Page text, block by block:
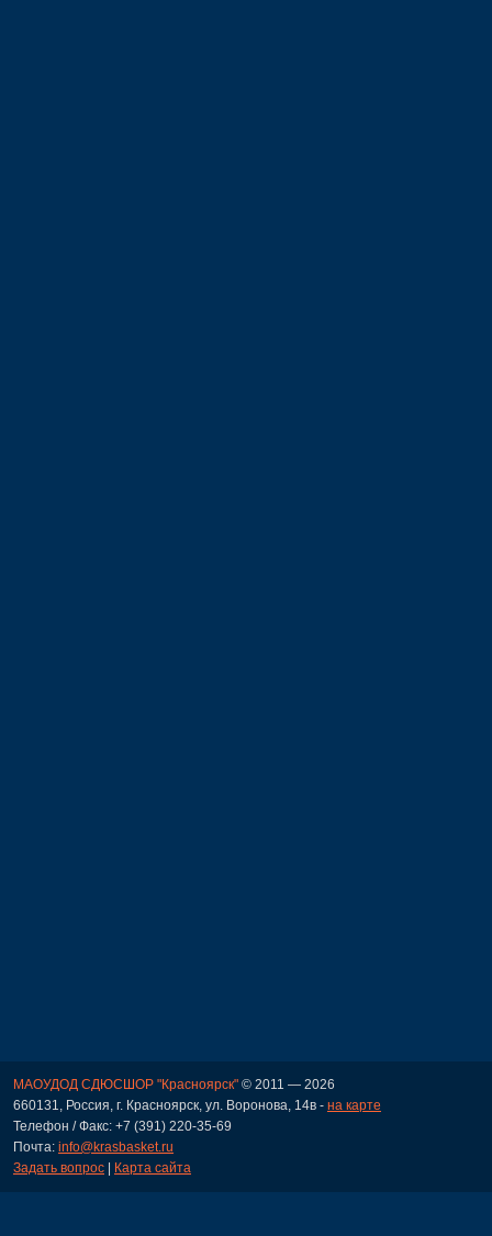
МАОУДОД СДЮСШОР "Красноярск" © 2011 — 2026
660131, Россия, г. Красноярск, ул. Воронова, 14в - на карте
Телефон / Факс: +7 (391) 220-35-69
Почта: info@krasbasket.ru
Задать вопрос | Карта сайта